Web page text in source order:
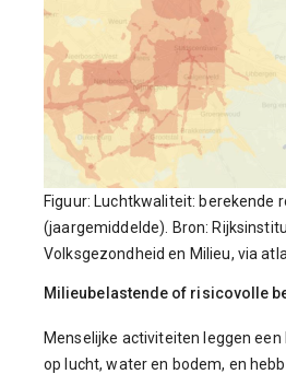
Figuur: Luchtkwaliteit: berekende
(jaargemiddelde). Bron:
Volksgezondheid en Milieu, via
Milieubelastende of risicovolle
Menselijke activiteiten leggen
op lucht, water en bodem, en